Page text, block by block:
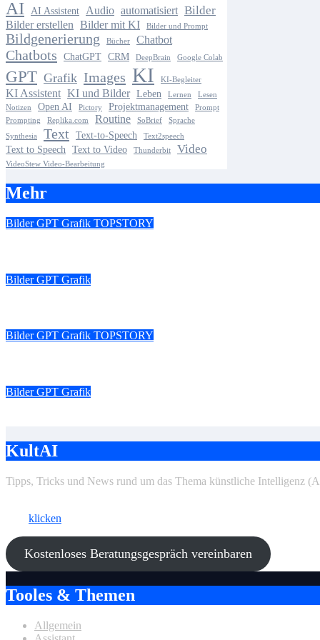
AI AI Assistent Audio automatisiert Bilder
Bilder erstellen Bilder mit KI Bilder und Prompt
Bildgenerierung Bücher Chatbot
Chatbots ChatGPT CRM DeepBrain Google Colab
GPT Grafik Images KI KI-Begleiter
KI Assistent KI und Bilder Leben Lernen
Lesen
Notizen
Open AI Pictory Projektmanagement
Prompt
Prompting
Replika.com Routine SoBrief
Sprache
Synthesia
Text Text-to-Speech Text2speech
Text to Speech Text to Video Thunderbit Video
VideoStew Video-Bearbeitung
Mehr
BilderGPT Grafik TOPSTORY
BilderGPT Grafik
BilderGPT Grafik TOPSTORY
BilderGPT Grafik
KultAI
Tipps, Tricks und News rund um das Thema künstliche Intelligenz
klicken
Kostenloses Beratungsgespräch vereinbaren
Tooles & Themen
Allgemein